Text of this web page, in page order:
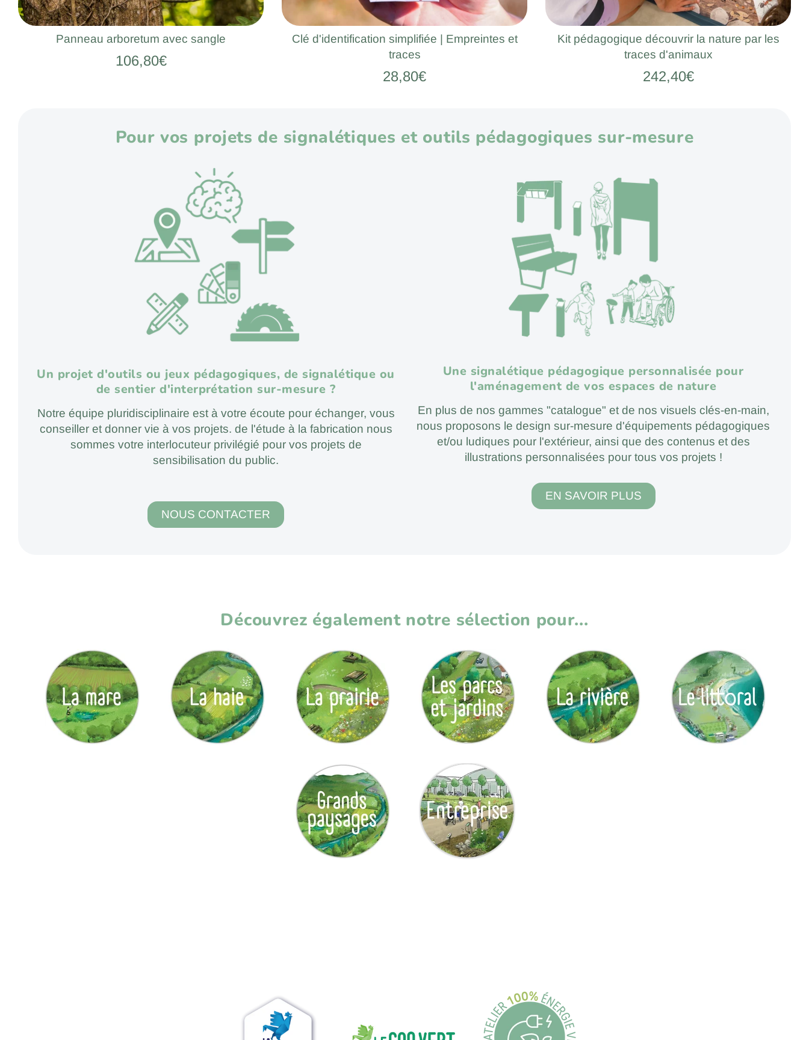
Panneau arboretum avec sangle
106,80€
Clé d'identification simplifiée | Empreintes et
traces
28,80€
Kit pédagogique découvrir la nature par les
traces d'animaux
242,40€
Pour vos projets de signalétiques et outils pédagogiques sur-mesure
Un projet d'outils ou jeux pédagogiques, de signalétique ou
de sentier d'interprétation sur-mesure ?
Notre équipe pluridisciplinaire est à votre écoute pour échanger, vous
conseiller et donner vie à vos projets. de l'étude à la fabrication nous
sommes votre interlocuteur privilégié pour vos projets de
sensibilisation du public.
NOUS CONTACTER
Une signalétique pédagogique personnalisée pour
l'aménagement de vos espaces de nature
En plus de nos gammes "catalogue" et de nos visuels clés-en-main,
nous proposons le design sur-mesure d'équipements pédagogiques
et/ou ludiques pour l'extérieur, ainsi que des contenus et des
illustrations personnalisées pour tous vos projets !
EN SAVOIR PLUS
Découvrez également notre sélection pour...